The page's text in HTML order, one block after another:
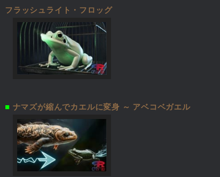
フラッシュライト・フロッグ
■ ナマズが縮んでカエルに変身 ～ アベコベガエル